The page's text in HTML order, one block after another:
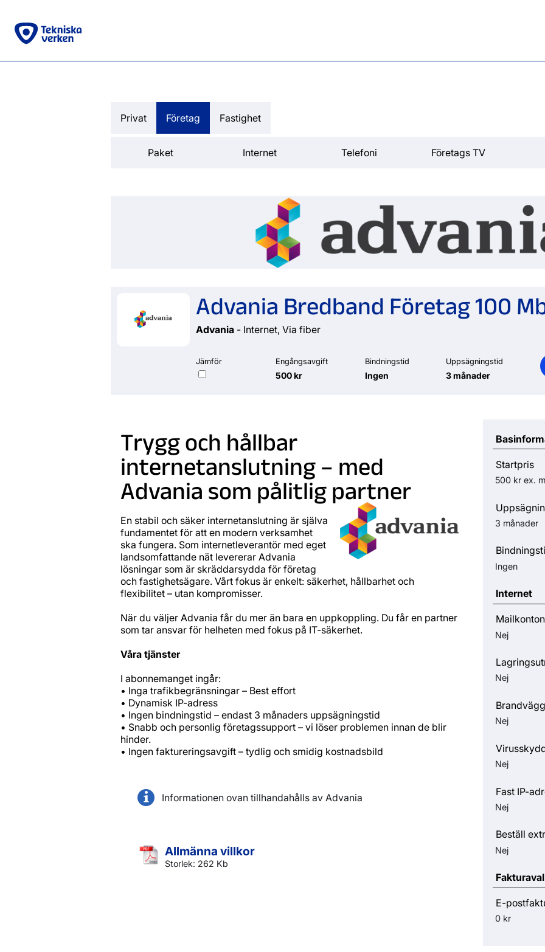
Privat Företag Fastighet
Paket Internet Telefoni Företags TV
Advania Bredband Företag 100
Advania - Internet, Via fiber
Jämför Engångsavgift
500 kr
Bindningstid
Ingen
Uppsägningstid
3 månader
Trygg och hållbar
internetanslutning – med
Advania som pålitlig partner
En stabil och säker internetanslutning är själva
fundamentet för att en modern verksamhet
ska fungera. Som internetleverantör med eget
landsomfattande nät levererar Advania
lösningar som är skräddarsydda för företag
och fastighetsägare. Vårt fokus är enkelt: säkerhet, hållbarhet och
flexibilitet – utan kompromisser.
När du väljer Advania får du mer än bara en uppkoppling. Du får en partner
som tar ansvar för helheten med fokus på IT-säkerhet.
Våra tjänster
I abonnemanget ingår:
• Inga trafikbegränsningar – Best effort
• Dynamisk IP-adress
• Ingen bindningstid – endast 3 månaders uppsägningstid
• Snabb och personlig företagssupport – vi löser problemen innan de blir
hinder.
• Ingen faktureringsavgift – tydlig och smidig kostnadsbild
Informationen ovan tillhandahålls av Advania
Allmänna villkor
Storlek: 262 Kb
Startpris
500 krex.
3 månader
Ingen
Internet
Mailkonton
Nej
Nej
Brandvägg
Nej
Nej
Fast IP-
Nej
Beställ
Nej
Fakturaval
E-
0 kr